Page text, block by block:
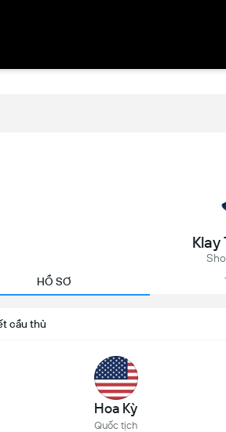
Klay
HỒ SƠ
cầu thủ
Hoa Kỳ
Quốc tịch